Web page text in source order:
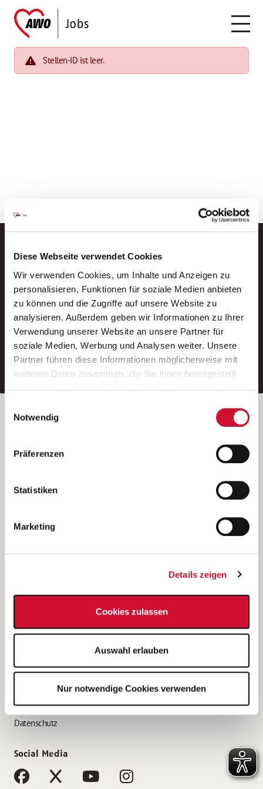
Diese Webseite verwendet Cookies
Wir verwenden Cookies, um Inhalte und Anzeigen zu
personalisieren, Funktionen für soziale Medien anbieten
zu können und die Zugriffe auf unsere Website zu
analysieren. Außerdem geben wir Informationen zu Ihrer
Verwendung unserer Website an unsere Partner für
soziale Medien, Werbung und Analysen weiter. Unsere
Partner führen diese Informationen möglicherweise mit
weiteren Daten zusammen, die Sie ihnen bereitgestellt
Wenn Sie auf „Cookies zulassen“ klicken, so stimmen
Sie der Speicherung sämtlicher Cookies zu. Sie können
Ihre Einwilligung selbstverständlich jederzeit widerrufen,
indem Sie die Cookie-Einstellungen aufrufen und diese
unsererDatenschutzerklärung
Notwendig
Präferenzen
Statistiken
Marketing
Details zeigen
Cookies zulassen
Auswahl erlauben
Nur notwendige Cookies verwenden
Stellen-ID ist leer.
Neue Stellen per E-Mail.
Ein kostenloser Service von AWO
Jobs.
E-Mail-Adresse eintragen
Betreiber der Webseite
Kantstraße 45a
(Ein Tochterunternehmen des AWO Bezirksverbandes Unterfranken
e.V.)
Bewerbung als Altenpflegehelfer*in
Bewerbung als Erzieher*in
AWO Gliederungen nach Bundesland
Impressum
Datenschutz
Social Media